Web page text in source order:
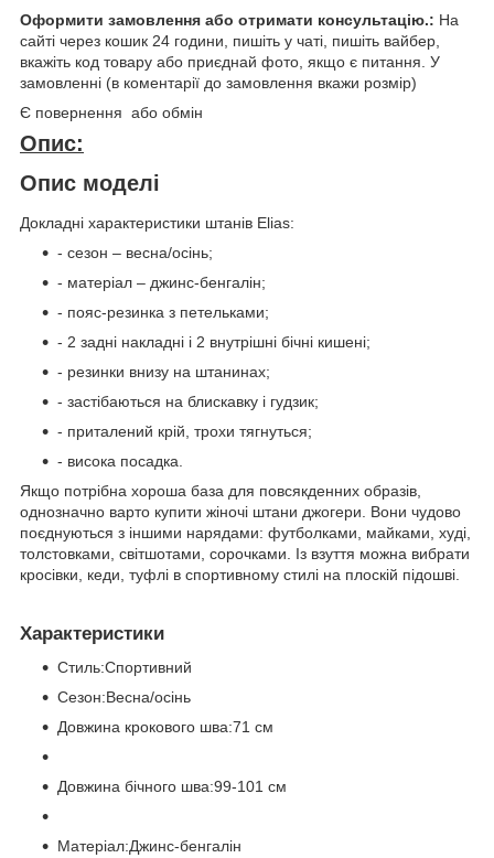
Оформити замовлення або отримати консультацію.: На
сайті через кошик 24 години, пишіть у чаті, пишіть вайбер,
вкажіть код товару або приєднай фото, якщо є питання. У
замовленні (в коментарії до замовлення вкажи розмір)
Є повернення або обмін
Опис:
Опис моделі
Докладні характеристики штанів Elias:
- сезон – весна/осінь;
- матеріал – джинс-бенгалін;
- пояс-резинка з петельками;
- 2 задні накладні і 2 внутрішні бічні кишені;
- резинки внизу на штанинах;
- застібаються на блискавку і гудзик;
- приталений крій, трохи тягнуться;
- висока посадка.
Якщо потрібна хороша база для повсякденних образів,
однозначно варто купити жіночі штани джогери. Вони чудово
поєднуються з іншими нарядами: футболками, майками, худі,
толстовками, світшотами, сорочками. Із взуття можна вибрати
кросівки, кеди, туфлі в спортивному стилі на плоскій підошві.
Характеристики
Стиль:Спортивний
Сезон:Весна/осінь
Довжина крокового шва:71 см
Довжина бічного шва:99-101 см
Матеріал:Джинс-бенгалін